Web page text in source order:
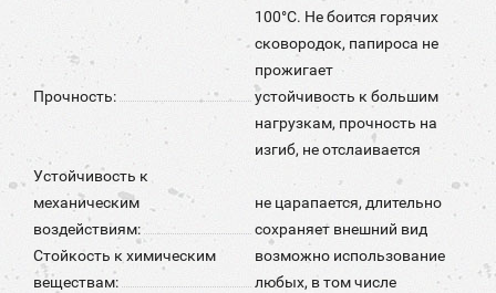
100°С. Не боится горячих
сковородок, папироса не
прожигает
Прочность:
устойчивость к большим
нагрузкам, прочность на
изгиб, не отслаивается
Устойчивость к
механическим
воздействиям:
не царапается, длительно
сохраняет внешний вид
Стойкость к химическим
веществам:
возможно использование
любых, в том числе